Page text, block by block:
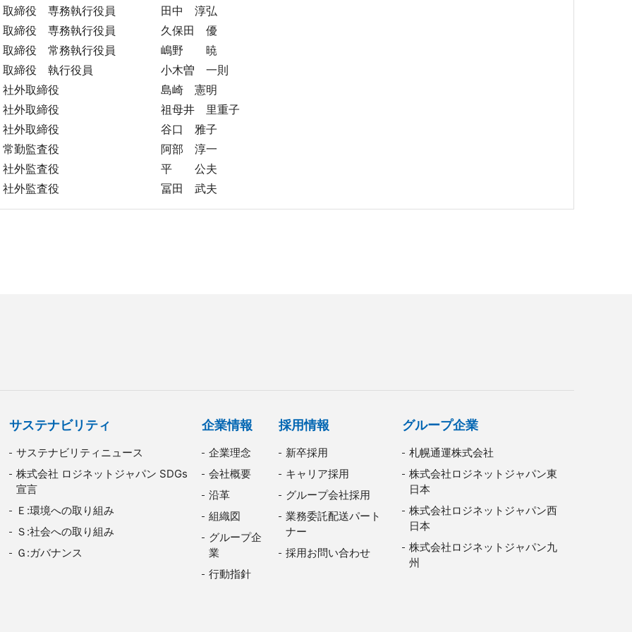
取締役 専務執行役員 田中 淳弘
取締役 専務執行役員 久保田 優
取締役 常務執行役員 嶋野 暁
取締役 執行役員 小木曽 一則
社外取締役 島崎 憲明
社外取締役 祖母井 里重子
社外取締役 谷口 雅子
常勤監査役 阿部 淳一
社外監査役 平 公夫
社外監査役 冨田 武夫
サステナビリティ
サステナビリティニュース
株式会社 ロジネットジャパン SDGs
宣言
Ｅ:環境への取り組み
Ｓ:社会への取り組み
Ｇ:ガバナンス
企業情報
企業理念
会社概要
沿革
組織図
グループ企
業
行動指針
採用情報
新卒採用
キャリア採用
グループ会社採用
業務委託配送パート
ナー
採用お問い合わせ
グループ企業
札幌通運株式会社
株式会社ロジネットジャパン東
日本
株式会社ロジネットジャパン西
日本
株式会社ロジネットジャパン九
州